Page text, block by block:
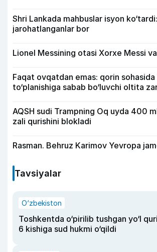
Shri Lankada mahbuslar isyon
jarohatlanganlar bor
Lionel Messining otasi Xorxe Messi
Faqat ovqatdan emas: qorin sohasida
to‘planishiga sabab bo‘luvchi oltita
AQSH sudi Trampning Oq uyda 400
zali qurishini blokladi
Rasman. Behruz Karimov Yevropa
Tavsiyalar
O‘zbekiston
Toshkentda o‘pirilib tushgan yo‘l
6 kishiga sud hukmi o‘qildi